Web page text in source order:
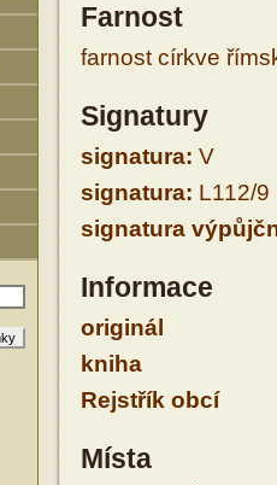
Farnost
farnost církve
Signatury
signatura: V
signatura: L112/9
signatura
Informace
originál
kniha
Rejstřík obcí
Místa